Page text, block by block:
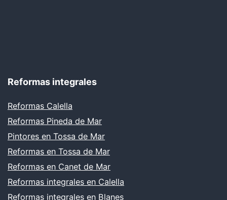
Reformas integrales
Reformas Calella
Reformas Pineda de Mar
Pintores en Tossa de Mar
Reformas en Tossa de Mar
Reformas en Canet de Mar
Reformas integrales en Calella
Reformas integrales en Blanes